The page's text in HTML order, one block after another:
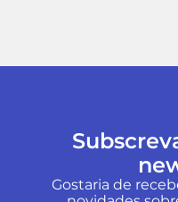
Gostaria de